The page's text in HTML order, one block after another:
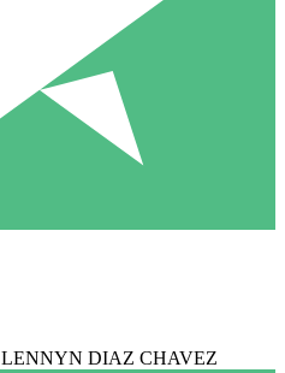
LENNYN DIAZ CHAVEZ